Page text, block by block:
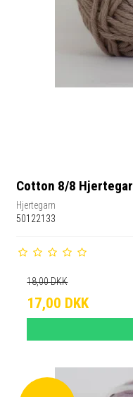
Cotton 8/8
Hjertegarn
50122133
18,00 DKK
17,00 DKK